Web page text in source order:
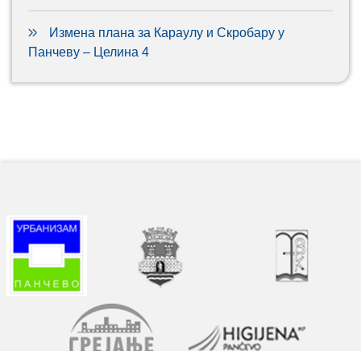
Измена плана за Караулу и Скробару у
Панчеву – Целина 4